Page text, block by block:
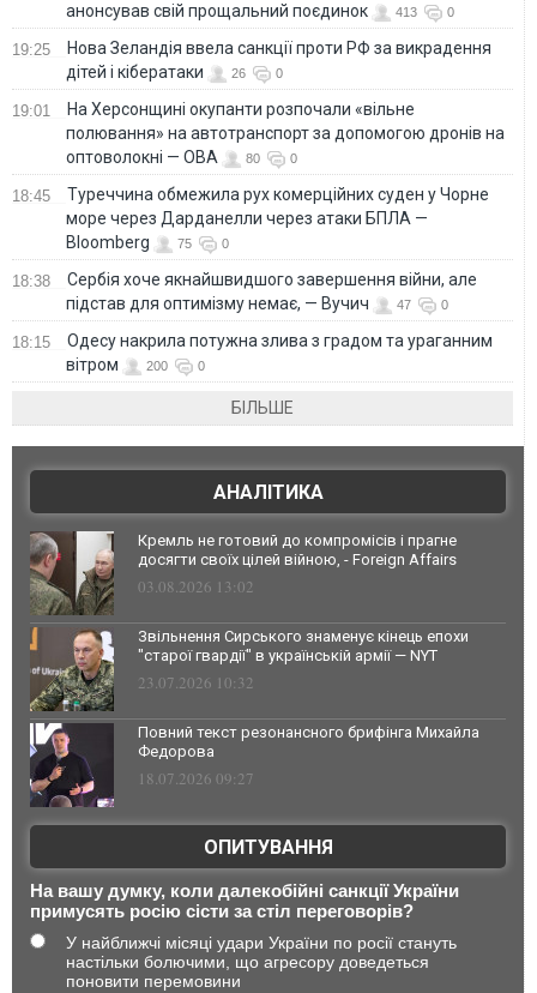
анонсував свій прощальний поєдинок 413 0
19:25
Нова Зеландія ввела санкції проти РФ за викрадення
дітей і кібератаки
26 0
19:01
На Херсонщині окупанти розпочали «вільне
полювання» на автотранспорт за допомогою дронів на
оптоволокні — ОВА
80 0
18:45
Туреччина обмежила рух комерційних суден у Чорне
море через Дарданелли через атаки БПЛА —
Bloomberg
75 0
18:38
Сербія хоче якнайшвидшого завершення війни, але
підстав для оптимізму немає, — Вучич
47 0
18:15
Одесу накрила потужна злива з градом та ураганним
вітром
200 0
БІЛЬШЕ
АНАЛІТИКА
Кремль не готовий до компромісів і прагне
досягти своїх цілей війною, - Foreign Affairs
03.08.2026 13:02
Звільнення Сирського знаменує кінець епохи
"старої гвардії" в українській армії — NYT
23.07.2026 10:32
Повний текст резонансного брифінга Михайла
Федорова
18.07.2026 09:27
ОПИТУВАННЯ
На вашу думку, коли далекобійні санкції України
примусять росію сісти за стіл переговорів?
У найближчі місяці удари України по росії стануть
настільки болючими, що агресору доведеться
поновити перемовини